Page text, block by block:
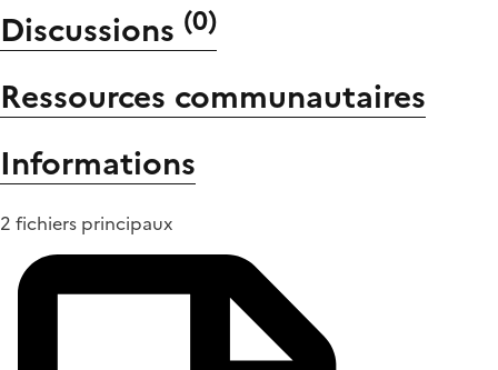
Discussions (0)
Ressources communautaires
Informations
2 fichiers principaux